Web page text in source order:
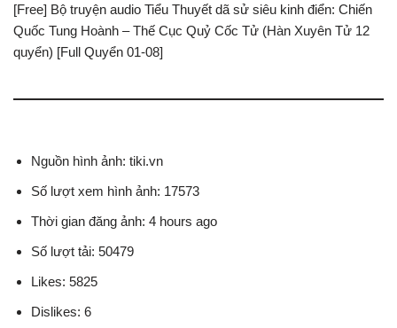
[Free] Bộ truyện audio Tiểu Thuyết dã sử siêu kinh điển: Chiến
Quốc Tung Hoành – Thế Cục Quỷ Cốc Tử (Hàn Xuyên Tử 12
quyển) [Full Quyển 01-08]
Nguồn hình ảnh: tiki.vn
Số lượt xem hình ảnh: 17573
Thời gian đăng ảnh: 4 hours ago
Số lượt tải: 50479
Likes: 5825
Dislikes: 6